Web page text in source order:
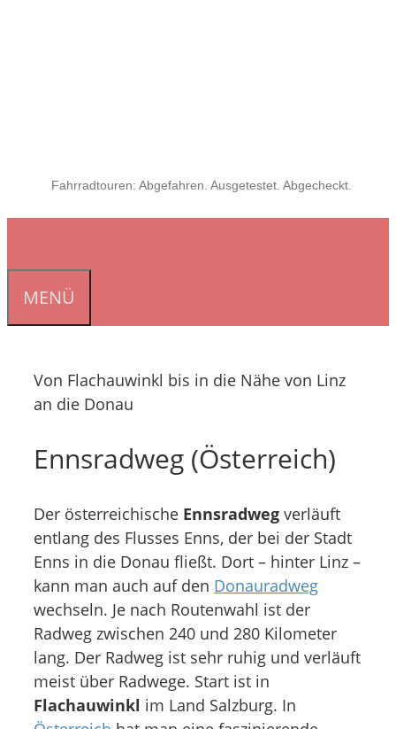
Fahrradtouren: Abgefahren. Ausgetestet. Abgecheckt.
MENÜ
Von Flachauwinkl bis in die Nähe von Linz
an die Donau
Ennsradweg (Österreich)
Der österreichische Ennsradweg verläuft
entlang des Flusses Enns, der bei der Stadt
Enns in die Donau fließt. Dort – hinter Linz –
kann man auch auf den Donauradweg
wechseln. Je nach Routenwahl ist der
Radweg zwischen 240 und 280 Kilometer
lang. Der Radweg ist sehr ruhig und verläuft
meist über Radwege. Start ist in
Flachauwinkl im Land Salzburg. In